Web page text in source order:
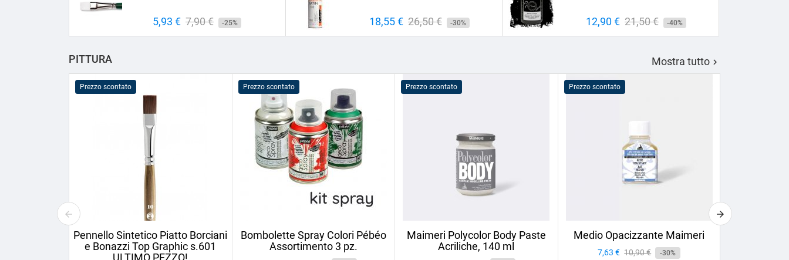
Prezzo
5,93 € Prezzo
base
7,90 € -25% Prezzo
18,55 € Prezzo
base
26,50 € -30% Prezzo
12,90 € Prezzo
base
21,50 € -40%
PITTURA Mostra tutto 
Prezzo scontato
Pennello Sintetico Piatto Borciani
e Bonazzi Top Graphic s.601
ULTIMO PEZZO!
Prezzo scontato
Bombolette Spray Colori Pébéo
Assortimento 3 pz.
Prezzo scontato
Maimeri Polycolor Body Paste
Acriliche, 140 ml
Prezzo scontato
Medio Opacizzante Maimeri
Prezzo
7,63 € Prezzo
10,90 € -30%